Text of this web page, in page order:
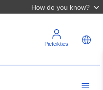
How do you know?
Pieteikties